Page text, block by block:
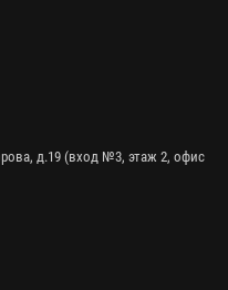
д.19 (вход №3, этаж 2, офис